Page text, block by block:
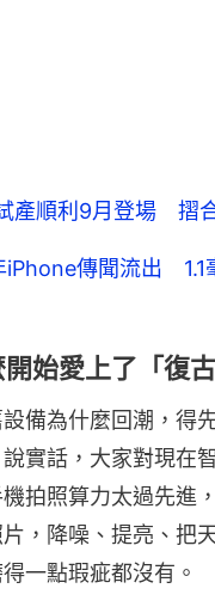
產順利9月登場 摺
傳聞流出 1.1
始愛上了「復
備為什麼回潮，得
實話，大家對現在
拍照算力太過先進
，降噪、提亮、把
一點瑕疵都沒有。